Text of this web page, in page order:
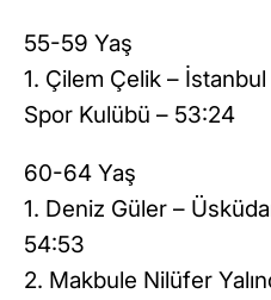
55-59 Yaş
1. Çilem Çelik –
Spor Kulübü – 53:24
60-64 Yaş
1. Deniz Güler –
54:53
2. Makbule Nilüfer